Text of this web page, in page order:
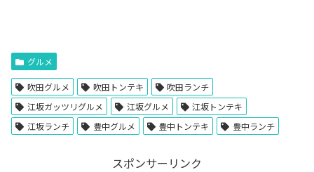
グルメ
吹田グルメ 吹田トンテキ
吹田ランチ
江坂ガッツリグルメ
江坂グルメ
江坂トンテキ
江坂ランチ
豊中グルメ 豊中トンテキ 豊中ランチ
スポンサーリンク